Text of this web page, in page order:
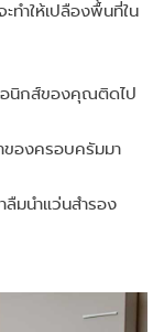
ทำให้เปลืองพื้นที่ใน
อนิกส์ของคุณติดไป
ของครอบครัมมา
มนำแว่นสำรอง